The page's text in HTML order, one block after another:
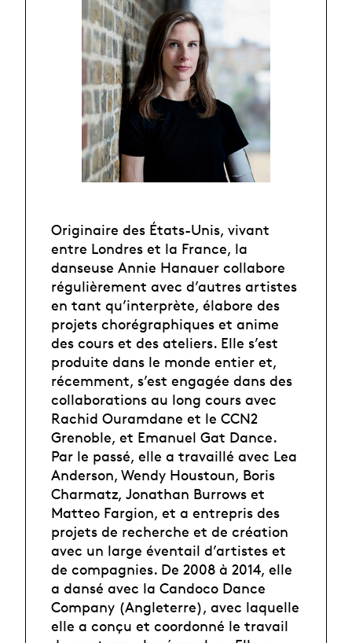
Originaire des États-Unis, vivant
entre Londres et la France, la
danseuse Annie Hanauer collabore
régulièrement avec d’autres artistes
en tant qu’interprète, élabore des
projets chorégraphiques et anime
des cours et des ateliers. Elle s’est
produite dans le monde entier et,
récemment, s’est engagée dans des
collaborations au long cours avec
Rachid Ouramdane et le CCN2
Grenoble, et Emanuel Gat Dance.
Par le passé, elle a travaillé avec Lea
Anderson, Wendy Houstoun, Boris
Charmatz, Jonathan Burrows et
Matteo Fargion, et a entrepris des
projets de recherche et de création
avec un large éventail d’artistes et
de compagnies. De 2008 à 2014, elle
a dansé avec la Candoco Dance
Company (Angleterre), avec laquelle
elle a conçu et coordonné le travail